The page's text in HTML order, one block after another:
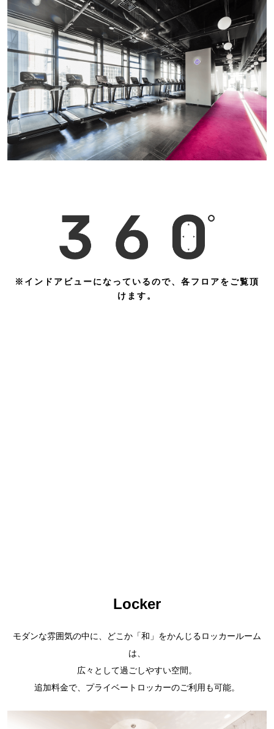
※インドアビューになっているので、各フロアをご覧頂
けます。
Locker
モダンな雰囲気の中に、どこか「和」をかんじるロッカールーム
は、
広々として過ごしやすい空間。
追加料金で、プライベートロッカーのご利用も可能。